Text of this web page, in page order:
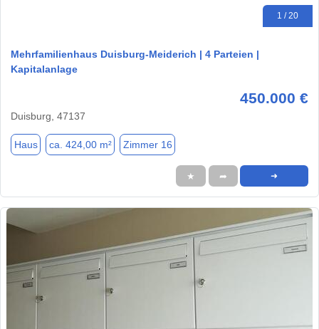
1 / 20
Mehrfamilienhaus Duisburg-Meiderich | 4 Parteien |
Kapitalanlage
450.000 €
Duisburg, 47137
Haus ca. 424,00 m² Zimmer 16
★ ➦ ➜